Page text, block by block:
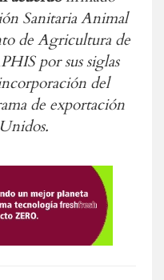
Sanitaria Animal
de Agricultura de
por sus siglas
del
de exportación